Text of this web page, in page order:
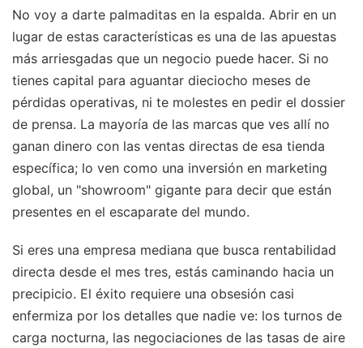
No voy a darte palmaditas en la espalda. Abrir en un
lugar de estas características es una de las apuestas
más arriesgadas que un negocio puede hacer. Si no
tienes capital para aguantar dieciocho meses de
pérdidas operativas, ni te molestes en pedir el dossier
de prensa. La mayoría de las marcas que ves allí no
ganan dinero con las ventas directas de esa tienda
específica; lo ven como una inversión en marketing
global, un "showroom" gigante para decir que están
presentes en el escaparate del mundo.
Si eres una empresa mediana que busca rentabilidad
directa desde el mes tres, estás caminando hacia un
precipicio. El éxito requiere una obsesión casi
enfermiza por los detalles que nadie ve: los turnos de
carga nocturna, las negociaciones de las tasas de aire